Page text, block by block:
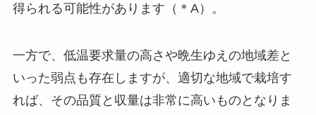
得られる可能性があります（＊A）。
一方で、低温要求量の高さや晩生ゆえの地域差と
いった弱点も存在しますが、適切な地域で栽培す
れば、その品質と収量は非常に高いものとなりま